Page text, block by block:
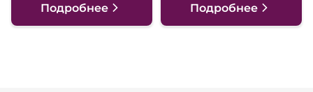
Подробнее Подробнее